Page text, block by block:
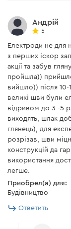
Андрій
5
Електроди не для
з перших іскор
акції та забув
пройшла))
вийшло)) після 10-
великі шви були
відривом до 3 -5
виходять, шлак
глянець), для
розрізав, шви
конструкцій да
використання
легше.
Приобрел(а) для:
Будівництво
Ответить